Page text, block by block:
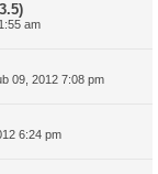
am
09, 2012 7:08 pm
6:24 pm